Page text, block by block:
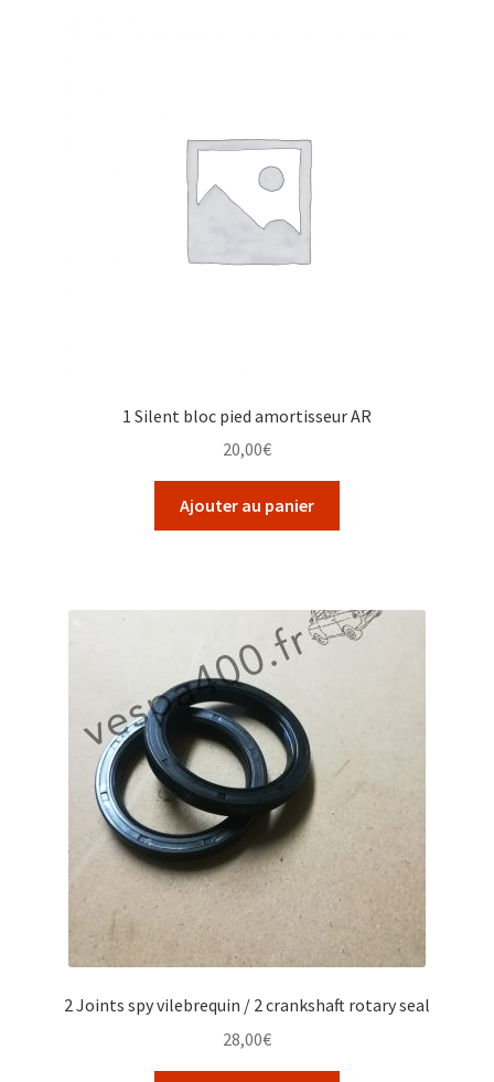
1 Silent bloc pied amortisseur AR
20,00€
Ajouter au panier
2 Joints spy vilebrequin / 2 crankshaft rotary seal
28,00€